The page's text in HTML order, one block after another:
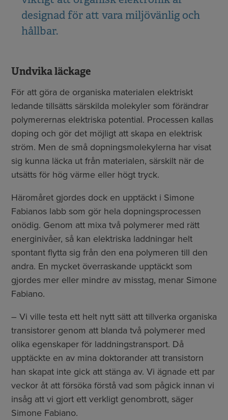
designad för att vara miljövänlig och
hållbar.
Undvika läckage
För att göra de organiska materialen elektriskt
ledande tillsätts särskilda molekyler som förändrar
polymerernas elektriska potential. Processen kallas
doping och gör det möjligt att skapa en elektrisk
ström. Men de små dopningsmolekylerna har visat
sig kunna läcka ut från materialen, särskilt när de
utsätts för hög värme eller högt tryck.
Häromåret gjordes dock en upptäckt i Simone
Fabianos labb som gör hela dopningsprocessen
onödig. Genom att mixa två polymerer med rätt
energinivåer, så kan elektriska laddningar helt
spontant flytta sig från den ena polymeren till den
andra. En mycket överraskande upptäckt som
gjordes mer eller mindre av misstag, menar Simone
Fabiano.
– Vi ville testa ett helt nytt sätt att tillverka organiska
transistorer genom att blanda två polymerer med
olika egenskaper för laddningstransport. Då
upptäckte en av mina doktorander att transistorn
han skapat inte gick att stänga av. Vi ägnade ett par
veckor åt att försöka förstå vad som pågick innan vi
insåg att vi gjort ett verkligt genombrott, säger
Simone Fabiano.